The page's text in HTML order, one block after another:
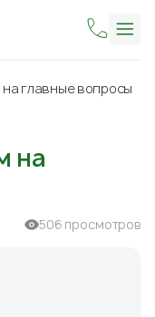
главные вопросы
на
506 просмотров